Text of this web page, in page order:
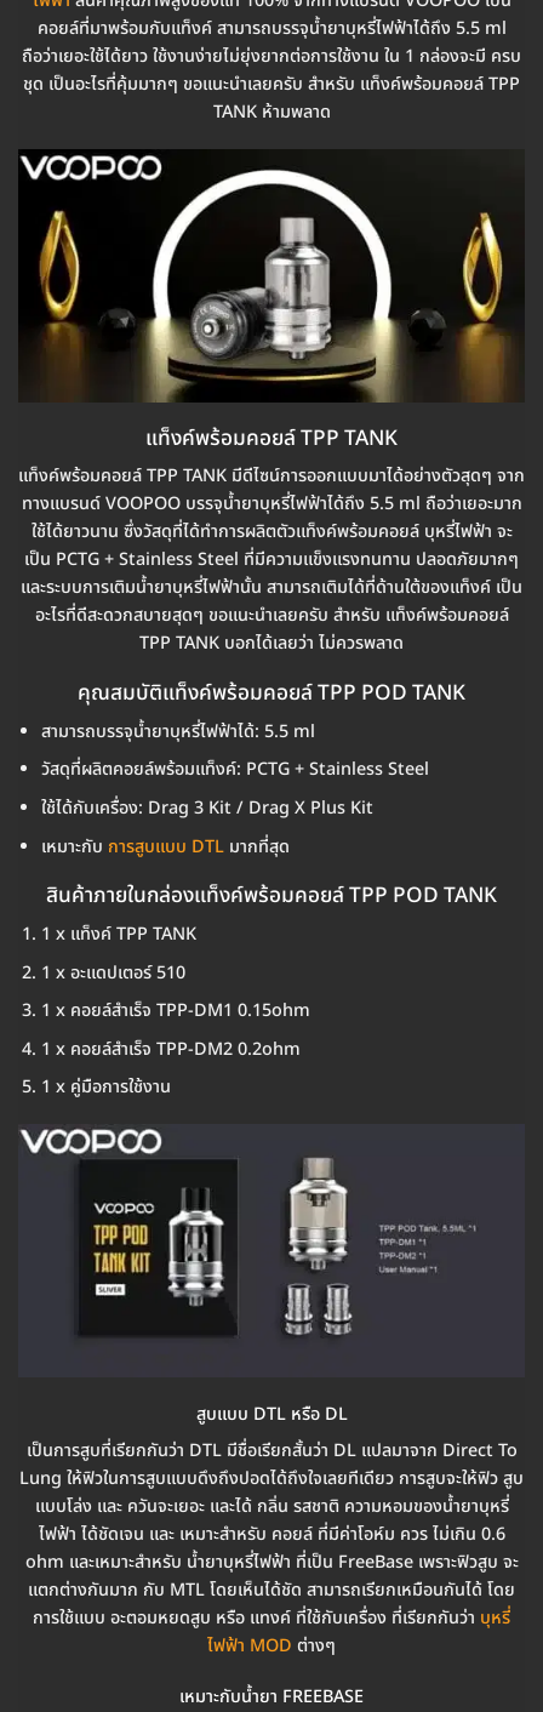
คอยล์ที่มาพร้อมกับแท็งค์ สามารถบรรจุน้ำยาบุหรี่ไฟฟ้าได้ถึง 5.5 ml
ถือว่าเยอะใช้ได้ยาว ใช้งานง่ายไม่ยุ่งยากต่อการใช้งาน ใน 1 กล่องจะมี ครบ
ชุด เป็นอะไรที่คุ้มมากๆ ขอแนะนำเลยครับ สำหรับ แท็งค์พร้อมคอยล์ TPP
TANK ห้ามพลาด
แท็งค์พร้อมคอยล์ TPP TANK
แท็งค์พร้อมคอยล์ TPP TANK มีดีไซน์การออกแบบมาได้อย่างตัวสุดๆ จาก
ทางแบรนด์ VOOPOO บรรจุน้ำยาบุหรี่ไฟฟ้าได้ถึง 5.5 ml ถือว่าเยอะมาก
ใช้ได้ยาวนาน ซึ่งวัสดุที่ได้ทำการผลิตตัวแท็งค์พร้อมคอยล์ บุหรี่ไฟฟ้า จะ
เป็น PCTG + Stainless Steel ที่มีความแข็งแรงทนทาน ปลอดภัยมากๆ
และระบบการเติมน้ำยาบุหรี่ไฟฟ้านั้น สามารถเติมได้ที่ด้านใต้ของแท็งค์ เป็น
อะไรที่ดีสะดวกสบายสุดๆ ขอแนะนำเลยครับ สำหรับ แท็งค์พร้อมคอยล์
TPP TANK บอกได้เลยว่า ไม่ควรพลาด
คุณสมบัติแท็งค์พร้อมคอยล์ TPP POD TANK
สามารถบรรจุน้ำยาบุหรี่ไฟฟ้าได้: 5.5 ml
วัสดุที่ผลิตคอยล์พร้อมแท็งค์: PCTG + Stainless Steel
ใช้ได้กับเครื่อง: Drag 3 Kit / Drag X Plus Kit
เหมาะกับ การสูบแบบ DTLมากที่สุด
สินค้าภายในกล่องแท็งค์พร้อมคอยล์ TPP POD TANK
1 x แท็งค์ TPP TANK
1 x อะแดปเตอร์ 510
1 x คอยล์สำเร็จ TPP-DM1 0.15ohm
1 x คอยล์สำเร็จ TPP-DM2 0.2ohm
1 x คู่มือการใช้งาน
สูบแบบ DTL หรือ DL
เป็นการสูบที่เรียกกันว่า DTL มีชื่อเรียกสั้นว่า DL แปลมาจาก Direct To
Lung ให้ฟิวในการสูบแบบดึงถึงปอดได้ถึงใจเลยทีเดียว การสูบจะให้ฟิว สูบ
แบบโล่ง และ ควันจะเยอะ และได้ กลิ่น รสชาติ ความหอมของน้ำยาบุหรี่
ไฟฟ้า ได้ชัดเจน และ เหมาะสำหรับ คอยล์ ที่มีค่าโอห์ม ควร ไม่เกิน 0.6
ohm และเหมาะสำหรับ น้ำยาบุหรี่ไฟฟ้า ที่เป็น FreeBase เพราะฟิวสูบ จะ
แตกต่างกันมาก กับ MTL โดยเห็นได้ชัด สามารถเรียกเหมือนกันได้ โดย
การใช้แบบ อะตอมหยดสูบ หรือ แทงค์ ที่ใช้กับเครื่อง ที่เรียกกันว่า บุหรี่
ไฟฟ้า MOD ต่างๆ
เหมาะกับน้ำยา FREEBASE